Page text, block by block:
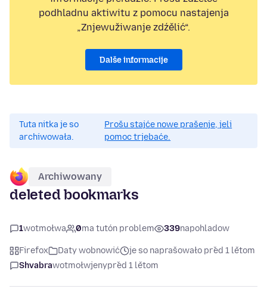
podhladnu aktiwitu z pomocu nastajenja
„Znjewužiwanje zdźělić“.
Dalše informacije
Tuta nitka je so
archiwowała.
Prošu stajće nowe prašenje, jeli
pomoc trjebaće.
Archiwowany
deleted bookmarks
1wotmołwa 0ma tutón problem 339napohladow
Firefox Daty wobnowić
je so naprašowało před 1 lětom
Shvabrawotmołwjenypřed 1 lětom